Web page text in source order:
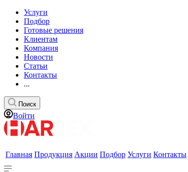
Услуги
Подбор
Готовые решения
Клиентам
Компания
Новости
Статьи
Контакты
...
Поиск
Войти
Главная Продукция Акции Подбор Услуги Контакты